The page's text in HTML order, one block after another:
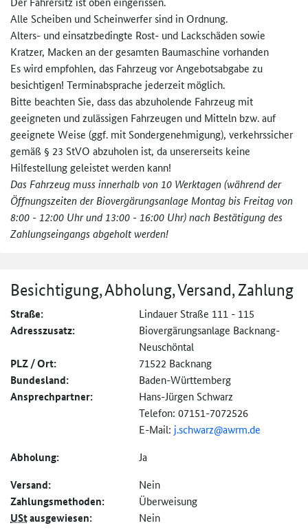
Alle Scheiben und Scheinwerfer sind in Ordnung.
Alters- und einsatzbedingte Rost- und Lackschäden sowie
Kratzer, Macken an der gesamten Baumaschine vorhanden
Es wird empfohlen, das Fahrzeug vor Angebotsabgabe zu
besichtigen! Terminabsprache jederzeit möglich.
Bitte beachten Sie, dass das abzuholende Fahrzeug mit
geeigneten und zulässigen Fahrzeugen und Mitteln bzw. auf
geeignete Weise (ggf. mit Sondergenehmigung), verkehrssicher
gemäß § 23 StVO abzuholen ist, da unsererseits keine
Hilfestellung geleistet werden kann!
Das Fahrzeug muss innerhalb von 10 Werktagen (während der
Öffnungszeiten der Biovergärungsanlage Montag bis Freitag von
8:00 - 12:00 Uhr und 13:00 - 16:00 Uhr) nach Bestätigung des
Zahlungseingangs abgeholt werden!
Besichtigung, Abholung, Versand, Zahlung
Straße: Lindauer Straße 111 - 115
Adresszusatz:
Biovergärungsanlage Backnang-
Neuschöntal
PLZ / Ort: 71522 Backnang
Bundesland: Baden-Württemberg
Ansprechpartner:
Hans-Jürgen Schwarz
Telefon: 07151-7072526
E-Mail: j.schwarz@awrm.de
Abholung: Ja
Versand: Nein
Zahlungs­methoden: Überweisung
UStausgewiesen: Nein